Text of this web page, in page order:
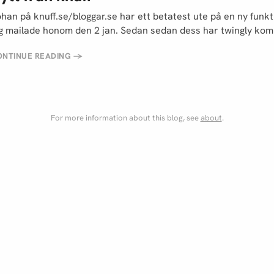
på knuff.se/bloggar.se har ett betatest ute på en ny
mailade honom den 2 jan. Sedan sedan dess har twingly
READING →
For more information about this blog, seeabout.